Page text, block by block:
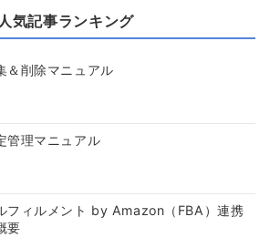
人気記事ランキング
＆削除マニュアル
管理マニュアル
フィルメント by Amazon（FBA）連携
要